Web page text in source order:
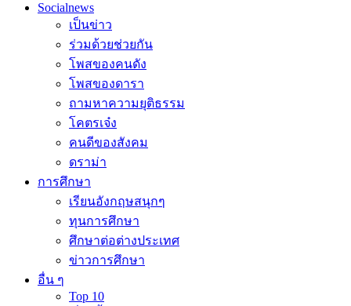
Socialnews
เป็นข่าว
ร่วมด้วยช่วยกัน
โพสของคนดัง
โพสของดารา
ถามหาความยุติธรรม
โคตรเจ๋ง
คนดีของสังคม
ดราม่า
การศึกษา
เรียนอังกฤษสนุกๆ
ทุนการศึกษา
ศึกษาต่อต่างประเทศ
ข่าวการศึกษา
อื่น ๆ
Top 10